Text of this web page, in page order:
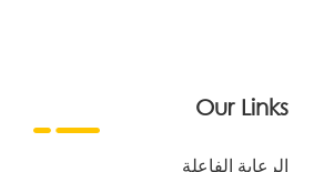
Our Links
الرعاية الفاعلة